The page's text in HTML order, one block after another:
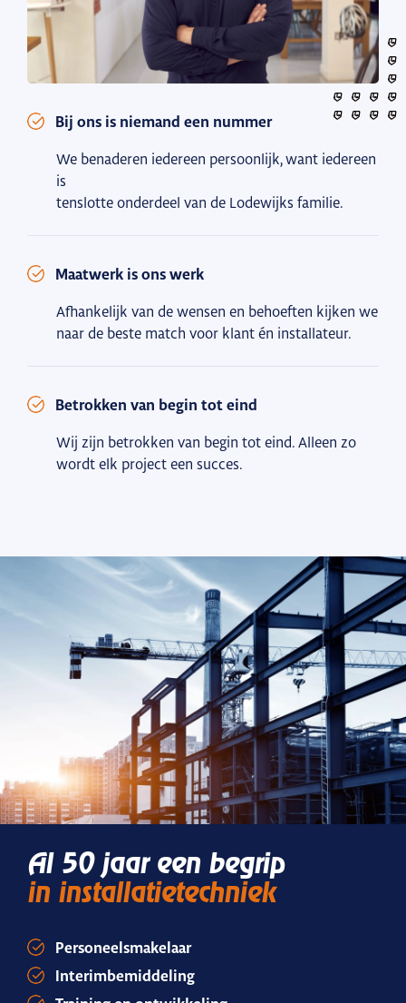
Bij ons is niemand een nummer
We benaderen iedereen persoonlijk, want iedereen
is
tenslotte onderdeel van de Lodewijks familie.
Maatwerk is ons werk
Afhankelijk van de wensen en behoeften kijken we
naar de beste match voor klant én installateur.
Betrokken van begin tot eind
Wij zijn betrokken van begin tot eind. Alleen zo
wordt elk project een succes.
Al 50 jaar een begrip
in installatietechniek
Personeelsmakelaar
Interimbemiddeling